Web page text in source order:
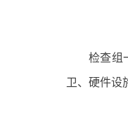
检查组
卫、硬件设